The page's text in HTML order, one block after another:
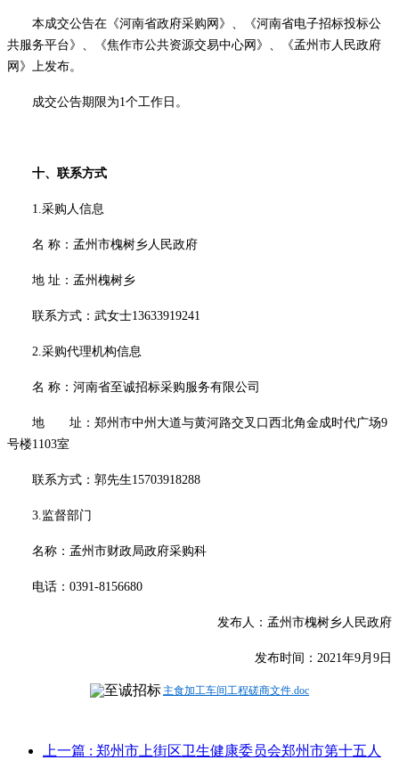
本成交公告在 《河南省政府采购网》、《河南省电子招标投标公
共服务平台》、《焦作市公共资源交易中心网》、《孟州市人民政府
网》 上发布。
成交公告期限为1个工作日。
十、联系方式
1.采购人信息
名 称：孟州市槐树乡人民政府
地 址：孟州 槐树乡
联系方式： 武女士13633919241
2.采购代理机构信息
名 称：河南省至诚招标采购服务有限公司
地 址：郑州市中州大道与黄河路交叉口西北角金成时代广场9
号楼1103室
联系方式： 郭先生15703918288
3.监督部门
名称：孟州市财政局政府采购科
电话： 0391-8156680
发布人：孟州市槐树乡人民政府
发布时间 ： 2021年9月 9 日
主食加工车间工程磋商文件.doc
上一篇 : 郑州市上街区卫生健康委员会郑州市第十五人